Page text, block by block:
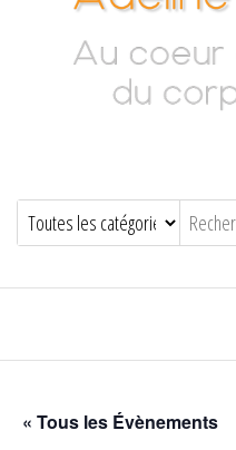
Adeline Philippot
« Tous les Évènements